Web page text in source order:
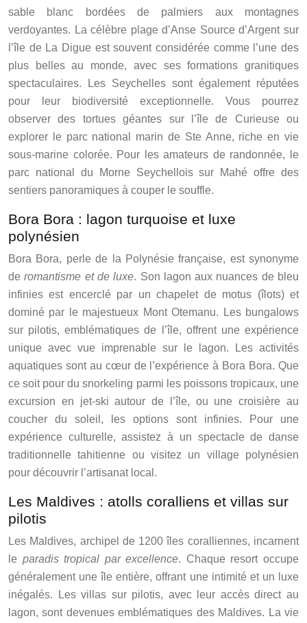
sable blanc bordées de palmiers aux montagnes
verdoyantes. La célèbre plage d’Anse Source d’Argent sur
l’île de La Digue est souvent considérée comme l’une des
plus belles au monde, avec ses formations granitiques
spectaculaires. Les Seychelles sont également réputées
pour leur biodiversité exceptionnelle. Vous pourrez
observer des tortues géantes sur l’île de Curieuse ou
explorer le parc national marin de Ste Anne, riche en vie
sous-marine colorée. Pour les amateurs de randonnée, le
parc national du Morne Seychellois sur Mahé offre des
sentiers panoramiques à couper le souffle.
Bora Bora : lagon turquoise et luxe
polynésien
Bora Bora, perle de la Polynésie française, est synonyme
deromantisme et de luxe. Son lagon aux nuances de bleu
infinies est encerclé par un chapelet de motus (îlots) et
dominé par le majestueux Mont Otemanu. Les bungalows
sur pilotis, emblématiques de l’île, offrent une expérience
unique avec vue imprenable sur le lagon. Les activités
aquatiques sont au cœur de l’expérience à Bora Bora. Que
ce soit pour du snorkeling parmi les poissons tropicaux, une
excursion en jet-ski autour de l’île, ou une croisière au
coucher du soleil, les options sont infinies. Pour une
expérience culturelle, assistez à un spectacle de danse
traditionnelle tahitienne ou visitez un village polynésien
pour découvrir l’artisanat local.
Les Maldives : atolls coralliens et villas sur
pilotis
Les Maldives, archipel de 1200 îles coralliennes, incarnent
le paradis tropical par excellence. Chaque resort occupe
généralement une île entière, offrant une intimité et un luxe
inégalés. Les villas sur pilotis, avec leur accès direct au
lagon, sont devenues emblématiques des Maldives. La vie